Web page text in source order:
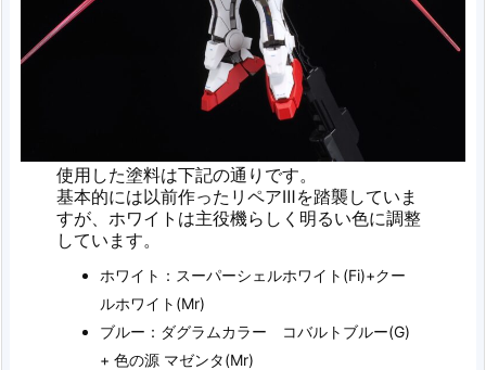
使用した塗料は下記の通りです。
基本的には以前作ったリペアⅢを踏襲していま
すが、ホワイトは主役機らしく明るい色に調整
しています。
ホワイト：スーパーシェルホワイト(Fi)+クー
ルホワイト(Mr)
ブルー：ダグラムカラー コバルトブルー(G)
+ 色の源 マゼンタ(Mr)